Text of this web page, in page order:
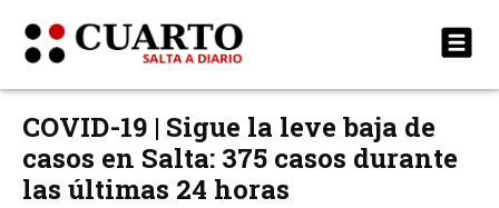
COVID-19 | Sigue la leve baja de
casos en Salta: 375 casos durante
las últimas 24 horas